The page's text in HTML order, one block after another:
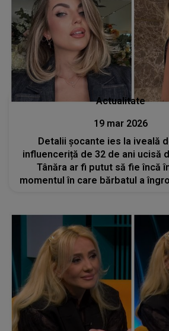
Actualitate
19 mar 2026
Detalii șocante ies la iveală
influenceriță de 32 de ani ucisă
Tânăra ar fi putut să fie încă
momentul în care bărbatul a